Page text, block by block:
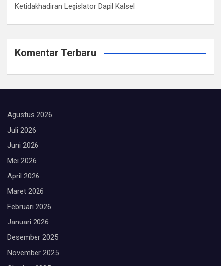
Ketidakhadiran Legislator Dapil Kalsel
Komentar Terbaru
Agustus 2026
Juli 2026
Juni 2026
Mei 2026
April 2026
Maret 2026
Februari 2026
Januari 2026
Desember 2025
November 2025